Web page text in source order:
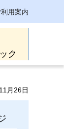
利用案内
ク
月26日